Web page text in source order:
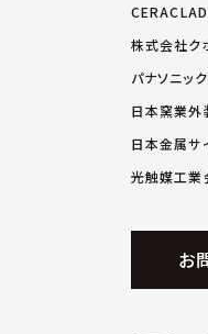
CERACLAD
株式会社ク
パナソニッ
日本窯業外
日本金属サ
光触媒工業
お